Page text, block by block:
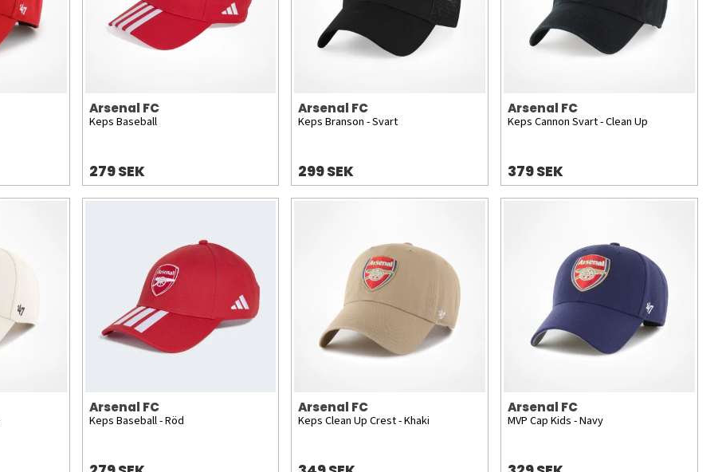
Arsenal FC
Keps Baseball
279 SEK
Arsenal FC
Keps Branson - Svart
299 SEK
Arsenal FC
Keps Cannon Svart - Clean Up
379 SEK
Arsenal FC
Keps Baseball - Röd
Arsenal FC
Keps Clean Up Crest - Khaki
Arsenal FC
MVP Cap Kids - Navy